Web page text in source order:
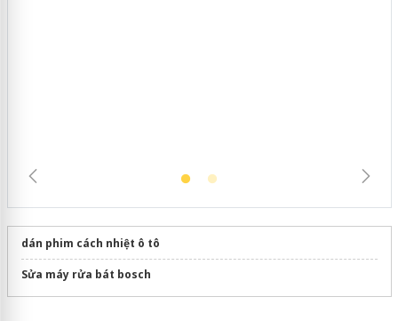
dán phim cách nhiệt ô tô
Sửa máy rửa bát bosch